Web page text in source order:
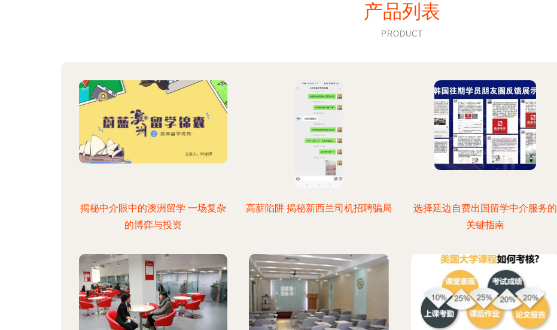
产品列表
PRODUCT
揭秘中介眼中的澳洲留学 一场复杂
的博弈与投资
高薪陷阱 揭秘新西兰司机招聘骗局
选择延边自费出国留学中介服务的
关键指南